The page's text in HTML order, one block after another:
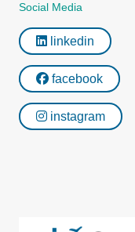
Social Media
linkedin
facebook
instagram